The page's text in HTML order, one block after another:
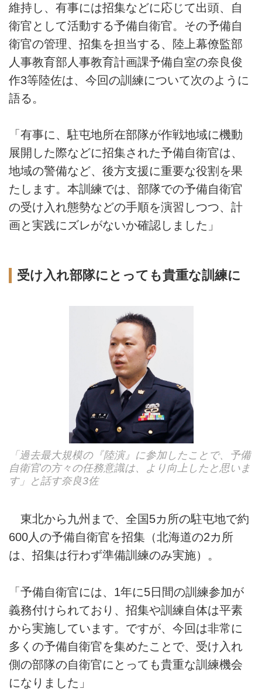
維持し、有事には招集などに応じて出頭、自
衛官として活動する予備自衛官。その予備自
衛官の管理、招集を担当する、陸上幕僚監部
人事教育部人事教育計画課予備自室の奈良俊
作3等陸佐は、今回の訓練について次のように
語る。
「有事に、駐屯地所在部隊が作戦地域に機動
展開した際などに招集された予備自衛官は、
地域の警備など、後方支援に重要な役割を果
たします。本訓練では、部隊での予備自衛官
の受け入れ態勢などの手順を演習しつつ、計
画と実践にズレがないか確認しました」
受け入れ部隊にとっても貴重な訓練に
「過去最大規模の『陸演』に参加したことで、予備
自衛官の方々の任務意識は、より向上したと思いま
す」と話す奈良3佐
東北から九州まで、全国5カ所の駐屯地で約
600人の予備自衛官を招集（北海道の2カ所
は、招集は行わず準備訓練のみ実施）。
「予備自衛官には、1年に5日間の訓練参加が
義務付けられており、招集や訓練自体は平素
から実施しています。ですが、今回は非常に
多くの予備自衛官を集めたことで、受け入れ
側の部隊の自衛官にとっても貴重な訓練機会
になりました」